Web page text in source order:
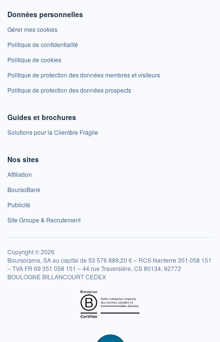
Données personnelles
Gérer mes cookies
Politique de confidentialité
Politique de cookies
Politique de protection des données membres et visiteurs
Politique de protection des données prospects
Guides et brochures
Solutions pour la Clientèle Fragile
Nos sites
Affiliation
BoursoBank
Publicité
Site Groupe & Recrutement
Copyright © 2026
Boursorama, SA au capital de 53 576 889,20 € – RCS Nanterre 351 058 151
– TVA FR 69 351 058 151 – 44 rue Traversière, CS 80134, 92772
BOULOGNE BILLANCOURT CEDEX